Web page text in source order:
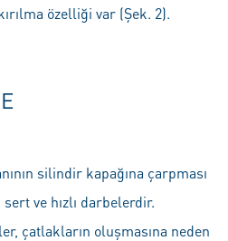
özelliği var (Şek. 2).
silindir kapağına çarpması
ve hızlı darbelerdir.
çatlakların oluşmasına neden